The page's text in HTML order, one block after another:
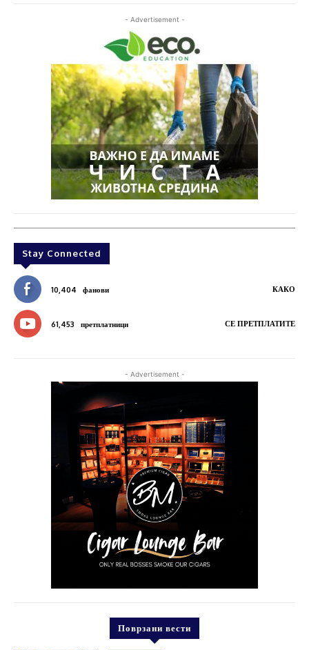
- Advertisement -
Stay Connected
10,404 фанови КАКО
61,453 претплатници СЕ ПРЕТПЛАТИТЕ
- Advertisement -
Поврзани вести